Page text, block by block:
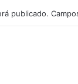
publicado.